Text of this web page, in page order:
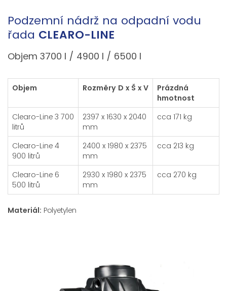
Podzemní nádrž na odpadní vodu
řada CLEARO-LINE
Objem 3700 l / 4900 l / 6500 l
Objem Rozměry D x Š x V
Prázdná
hmotnost
Clearo-Line 3 700
litrů
2397 x 1630 x 2040
mm
cca 171 kg
Clearo-Line 4
900 litrů
2400 x 1980 x 2375
mm
cca 213 kg
Clearo-Line 6
500 litrů
2930 x 1980 x 2375
mm
cca 270 kg
Materiál: Polyetylen